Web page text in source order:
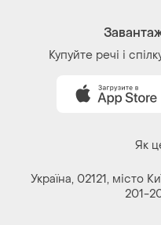
Купуйте речі і
Як
Україна, 02121, місто
201-